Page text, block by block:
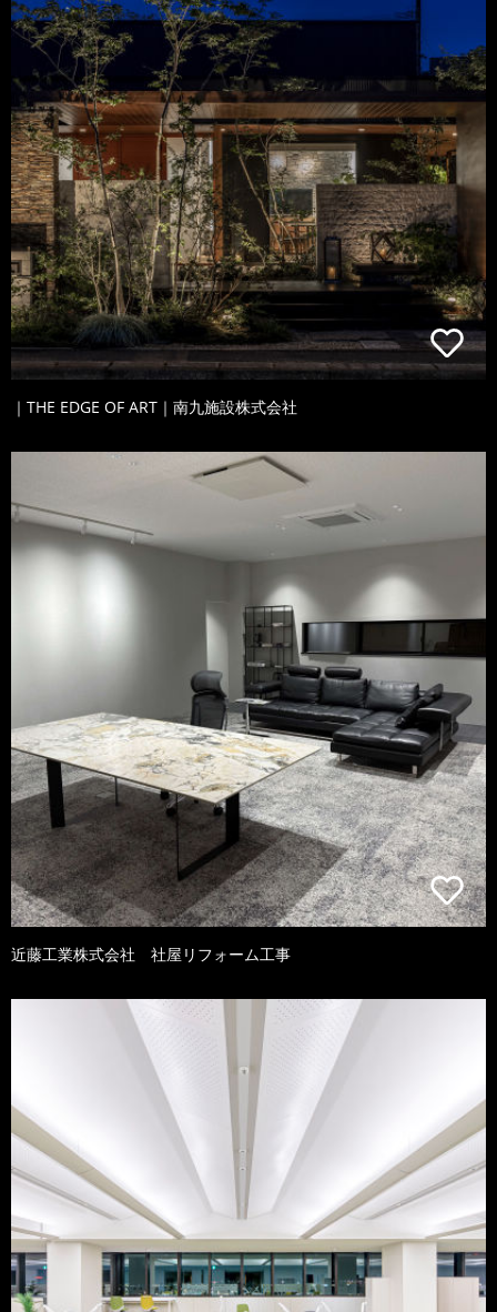
｜THE EDGE OF ART｜南九施設株式会社
近藤工業株式会社 社屋リフォーム工事